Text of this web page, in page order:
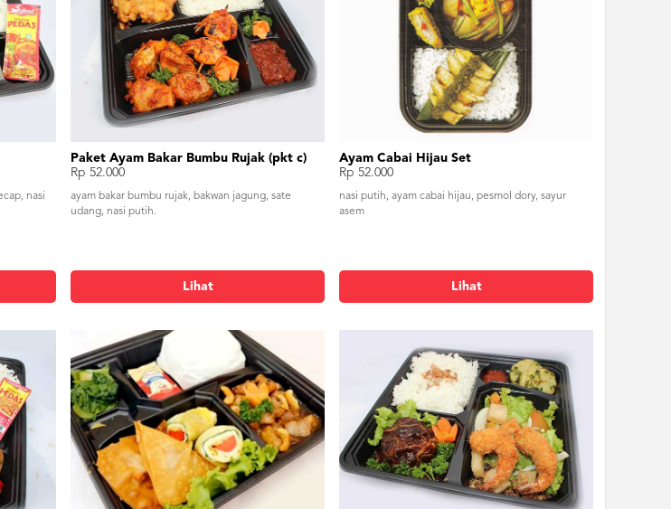
nasi
Paket Ayam Bakar Bumbu Rujak (pkt c)
Rp 52.000
ayam bakar bumbu rujak, bakwan jagung, sate
udang, nasi putih.
Lihat
Ayam Cabai Hijau Set
Rp 52.000
nasi putih, ayam cabai hijau, pesmol dory, sayur
asem
Lihat